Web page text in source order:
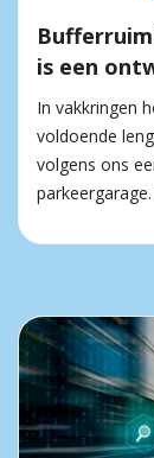
is een
In vakkringen
voldoende
volgens ons